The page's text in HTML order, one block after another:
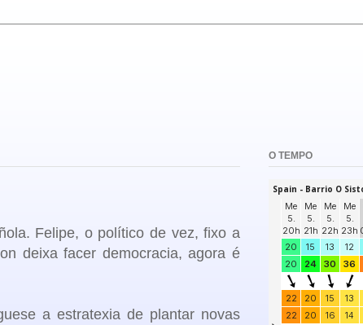
Felipe, o político de vez, fixo a
deixa facer democracia, agora é
a estratexia de plantar novas
O TEMPO